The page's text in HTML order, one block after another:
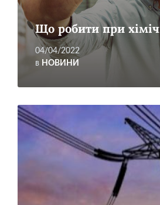
Що робити при
04/04/2022
в НОВИНИ
Читати
більше